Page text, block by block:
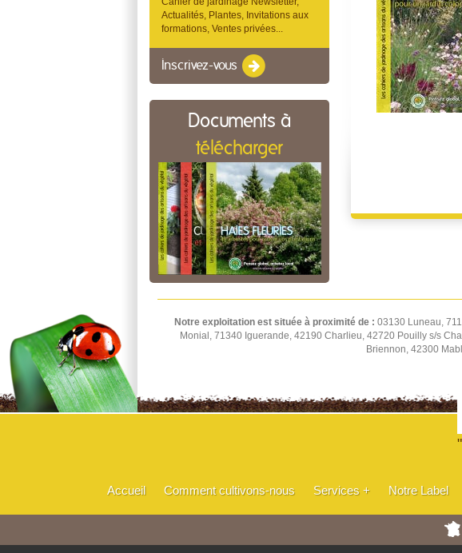
Actualités, Plantes, Invitations aux
formations, Ventes privées...
Inscrivez-vous
Documents à
télécharger
Notre exploitation est située à proximité de : 03130 Luneau,
Monial, 71340 Iguerande, 42190 Charlieu, 42720 Pouilly s/s
Briennon, 42300
Accueil Comment cultivons-nous Services + Notre Label